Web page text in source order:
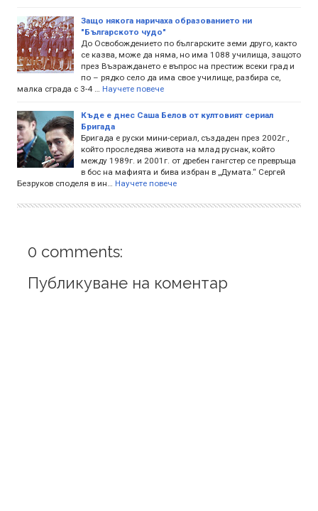
Защо някога наричаха образованието ни
"Българското чудо"
До Освобождението по българските земи друго, както
се казва, може да няма, но има 1088 училища, защото
през Възраждането е въпрос на престиж всеки град и
по – рядко село да има свое училище, разбира се,
малка сграда с 3-4 …
Научете повече
Къде е днес Саша Белов от култовият сериал
Бригада
Бригада е руски мини-сериал, създаден през 2002г.,
който проследява живота на млад руснак, който
между 1989г. и 2001г. от дребен гангстер се превръща
в бос на мафията и бива избран в „Думата.“ Сергей
Безруков споделя в ин…
Научете повече
0 comments:
Публикуване на коментар